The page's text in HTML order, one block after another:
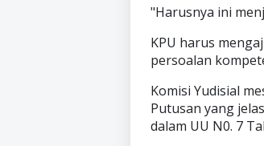
"Harusnya ini
KPU harus
persoalan
Komisi Yudisial
Putusan yang
dalam UU N0. 7